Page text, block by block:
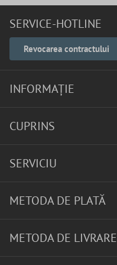
SERVICE-HOTLINE
Revocarea contractului
INFORMAȚIE
CUPRINS
SERVICIU
METODA DE PLATĂ
METODA DE LIVRARE